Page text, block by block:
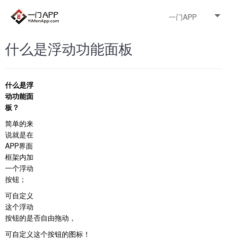
一门APP
什么是浮动功能面板
什么是浮
动功能面
板？
简单的来
说就是在
APP界面
框架内加
一个浮动
按钮；
可自定义
这个浮动
按钮的是否自由拖动，
可自定义这个按钮的图标！